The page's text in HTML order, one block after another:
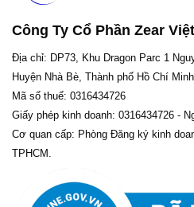
Công Ty Cổ Phần Zear
Địa chỉ: DP73, Khu Dragon Parc 1
Huyện Nhà Bè, Thành phố Hồ Chí Minh
Mã số thuế: 0316434726
Giấy phép kinh doanh: 0316434726 -
Cơ quan cấp: Phòng Đăng ký kinh
TPHCM.